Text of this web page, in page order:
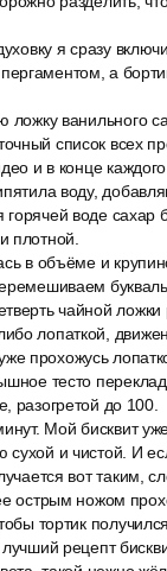
я сразу
а
ванильного
список всех
и в конце
воду,
воде сахар
плотной.
в объёме и
чайной
лопаткой,
прохожусь
тесто
разогретой до 100.
Мой бисквит
и чистой. И
вот таким,
острым ножом
тортик
рецепт